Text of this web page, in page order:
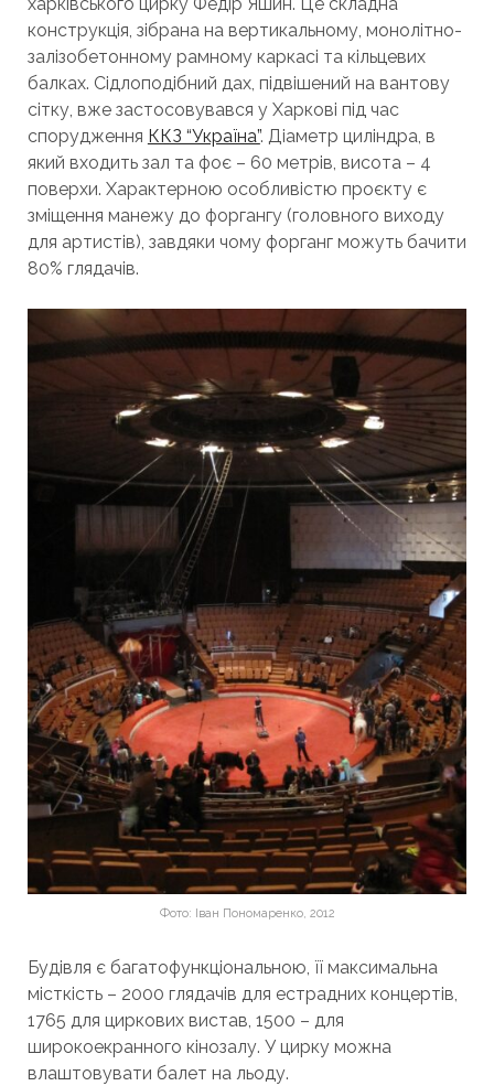
конструкція, зібрана на вертикальному, монолітно-
залізобетонному рамному каркасі та кільцевих
балках. Сідлоподібний дах, підвішений на вантову
сітку, вже застосовувався у Харкові під час
спорудження ККЗ “Україна”. Діаметр циліндра, в
який входить зал та фоє – 60 метрів, висота – 4
поверхи. Характерною особливістю проєкту є
зміщення манежу до форгангу (головного виходу
для артистів), завдяки чому форганг можуть бачити
80% глядачів.
Фото: Іван Пономаренко, 2012
Будівля є багатофункціональною, її максимальна
місткість – 2000 глядачів для естрадних концертів,
1765 для циркових вистав, 1500 – для
широкоекранного кінозалу. У цирку можна
влаштовувати балет на льоду.